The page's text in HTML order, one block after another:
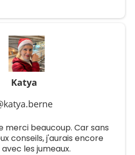
Katya
merci beaucoup. Car sans
conseils, j'aurais encore
les jumeaux.